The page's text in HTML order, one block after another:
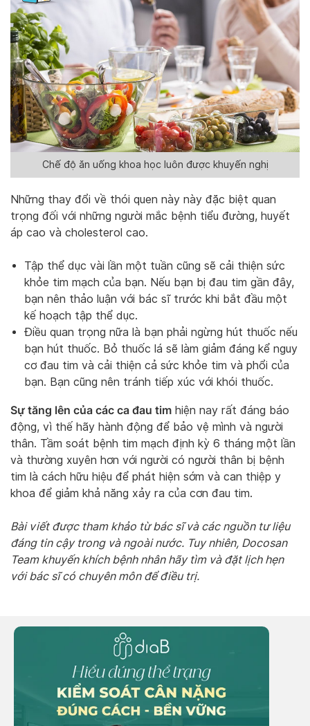
Chế độ ăn uống khoa học luôn được khuyến nghị
Những thay đổi về thói quen này này đặc biệt quan
trọng đối với những người mắc bệnh tiểu đường, huyết
áp cao và cholesterol cao.
Tập thể dục vài lần một tuần cũng sẽ cải thiện sức
khỏe tim mạch của bạn. Nếu bạn bị đau tim gần đây,
bạn nên thảo luận với bác sĩ trước khi bắt đầu một
kế hoạch tập thể dục.
Điều quan trọng nữa là bạn phải ngừng hút thuốc nếu
bạn hút thuốc. Bỏ thuốc lá sẽ làm giảm đáng kể nguy
cơ đau tim và cải thiện cả sức khỏe tim và phổi của
bạn. Bạn cũng nên tránh tiếp xúc với khói thuốc.
Sự tăng lên của các ca đau tim hiện nay rất đáng báo
động, vì thế hãy hành động để bảo vệ mình và người
thân. Tầm soát bệnh tim mạch định kỳ 6 tháng một lần
và thường xuyên hơn với người có người thân bị bệnh
tim là cách hữu hiệu để phát hiện sớm và can thiệp y
khoa để giảm khả năng xảy ra của cơn đau tim.
Bài viết được tham khảo từ bác sĩ và các nguồn tư liệu
đáng tin cậy trong và ngoài nước. Tuy nhiên, Docosan
Team khuyến khích bệnh nhân hãy tìm và đặt lịch hẹn
với bác sĩ có chuyên môn để điều trị.